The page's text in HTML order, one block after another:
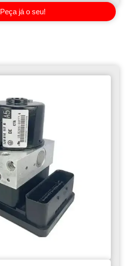
Peça já o seu!